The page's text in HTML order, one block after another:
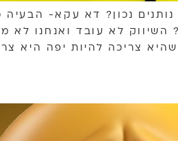
נכון? דא עקא-
לא עובד ואנחנו
צריכה להיות יפה היא